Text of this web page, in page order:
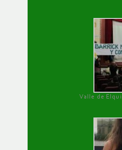
Valle de